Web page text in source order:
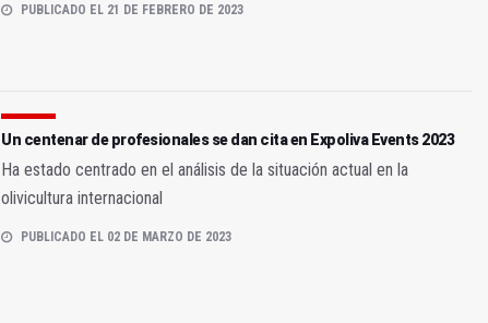
PUBLICADO EL 21 DE FEBRERO DE 2023
Un centenar de profesionales se dan cita en Expoliva Events 2023
Ha estado centrado en el análisis de la situación actual en la
olivicultura internacional
PUBLICADO EL 02 DE MARZO DE 2023